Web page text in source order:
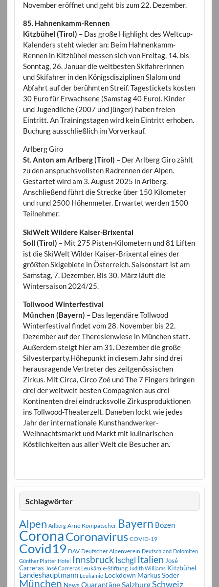
November eröffnet und geht bis zum 22. Dezember.
85. Hahnenkamm-Rennen
Kitzbühel (Tirol) – Das große Highlight des Weltcup-
Kalenders steht wieder an: Beim Hahnenkamm-
Rennen in Kitzbühel messen sich von Freitag, 14. bis
Sonntag, 26. Januar die weltbesten Skifahrerinnen
und Skifahrer in den Königsdisziplinen Slalom und
Abfahrt auf der berühmten Streif. Tagestickets kosten
30 Euro für Erwachsene (Samstag 40 Euro). Kinder
und Jugendliche (2007 und jünger) haben freien
Eintritt. An Trainingstagen wird kein Eintritt erhoben.
Buchung ausschließlich im Vorverkauf.
Arlberg Giro
St. Anton am Arlberg (Tirol) – Der Arlberg Giro zählt
zu den anspruchsvollsten Radrennen der Alpen.
Gestartet wird am 3. August 2025 in Arlberg.
Anschließend führt die Strecke über 150 Kilometer
und rund 2500 Höhenmeter. Erwartet werden 1500
Teilnehmer.
SkiWelt Wildere Kaiser-Brixental
Soll (Tirol) – Mit 275 Pisten-Kilometern und 81 Liften
ist die SkiWelt Wilder Kaiser-Brixental eines der
größten Skigebiete in Österreich. Saisonstart ist am
Samstag, 7. Dezember. Bis 30. März läuft die
Wintersaison 2024/25.
Tollwood Winterfestival
München (Bayern) – Das legendäre Tollwood
Winterfestival findet vom 28. November bis 22.
Dezember auf der Theresienwiese in München statt.
Außerdem steigt hier am 31. Dezember die große
Silvesterparty.Höhepunkt in diesem Jahr sind drei
herausragende Vertreter des zeitgenössischen
Zirkus. Mit Circa, Circo Zoé und The 7 Fingers bringen
drei der weltweit besten Compagnien aus drei
Kontinenten drei eindrucksvolle Zirkusproduktionen
ins Tollwood-Theaterzelt. Daneben lockt wie jedes
Jahr der internationale Kunsthandwerker-
Weihnachtsmarkt und Markt mit kulinarischen
Köstlichkeiten aus aller Welt die Besucher an.
Schlagwörter
Alpen Arlberg Arno Kompatscher Bayern Bozen
CoronaCoronavirus COVID-19
Covid19 DAV Deutscher Alpenverein Deutschland Dolomiten
Günther Platter Hotel Innsbruck Ischgl Italien José
Carreras José Carreras Leukämie-Stiftung Judith Williams Kitzbühel
Landeshauptmann Leukämie Lockdown Markus Söder
München News QuarantäneSalzburgSchweiz